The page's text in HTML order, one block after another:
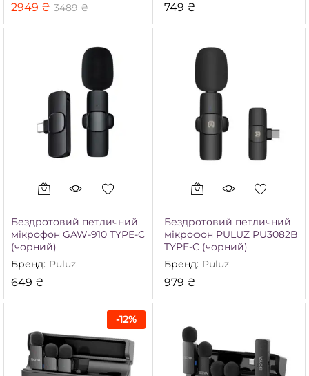
2949 ₴ 3489₴ 749 ₴
Бездротовий петличний
мікрофон GAW-910 TYPE-C
(чорний)
Бренд: Puluz
649 ₴
Бездротовий петличний
мікрофон PULUZ PU3082B
TYPE-C (чорний)
Бренд: Puluz
979 ₴
-12%